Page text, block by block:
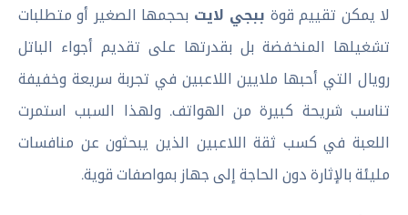
لا يمكن تقييم قوة ببجي لايت بحجمها الصغير أو متطلبات
تشغيلها المنخفضة بل بقدرتها على تقديم أجواء الباتل
رويال التي أحبها ملايين اللاعبين في تجربة سريعة وخفيفة
تناسب شريحة كبيرة من الهواتف. ولهذا السبب استمرت
اللعبة في كسب ثقة اللاعبين الذين يبحثون عن منافسات
مليئة بالإثارة دون الحاجة إلى جهاز بمواصفات قوية.